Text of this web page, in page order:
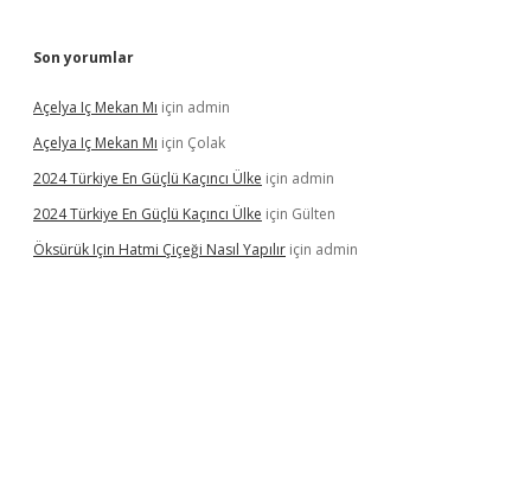
Son yorumlar
Açelya Iç Mekan Mı için admin
Açelya Iç Mekan Mı için Çolak
2024 Türkiye En Güçlü Kaçıncı Ülke için admin
2024 Türkiye En Güçlü Kaçıncı Ülke için Gülten
Öksürük Için Hatmi Çiçeği Nasıl Yapılır için admin